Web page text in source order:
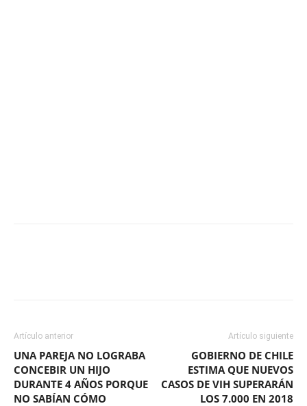
Artículo anterior
UNA PAREJA NO LOGRABA
CONCEBIR UN HIJO
DURANTE 4 AÑOS PORQUE
NO SABÍAN CÓMO
Artículo siguiente
GOBIERNO DE CHILE
ESTIMA QUE NUEVOS
CASOS DE VIH SUPERARÁN
LOS 7.000 EN 2018